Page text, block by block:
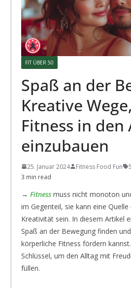
FIT ÜBER 50
Spaß an der
Kreative
Fitness in den
einzubauen
25. Januar 2024 Fitness Food Fun
3 min read
→ Fitnessmuss nicht monoton
im Gegenteil, sie kann eine Quelle
Kreativität sein. In diesem Artikel
Spaß an der Bewegung finden
körperliche Fitness fördern
Schlüssel, um den Alltag mit
füllen.